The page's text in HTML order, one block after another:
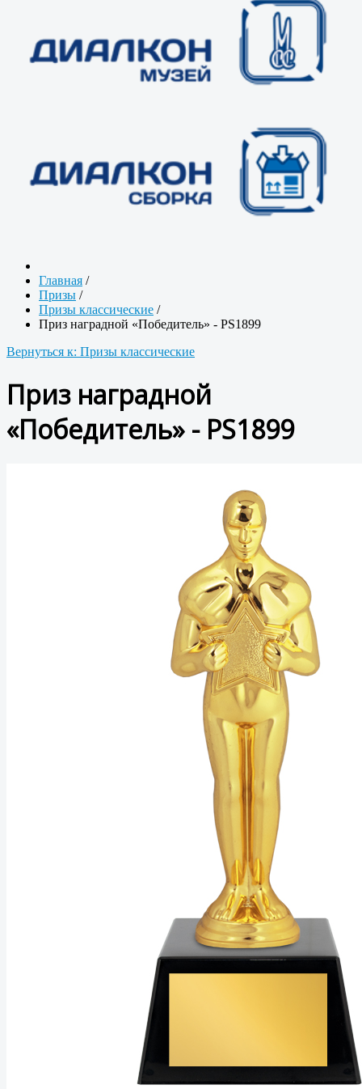
Главная /
Призы /
Призы классические /
Приз наградной «Победитель» - PS1899
Вернуться к: Призы классические
Приз наградной
«Победитель» - PS1899